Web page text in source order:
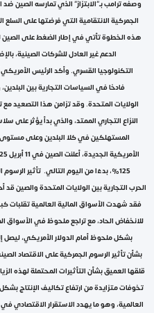
وصفه ترامب بـ”الابتزاز” الذي تمارسه الصين
الجمركية الانتقامية التي فرضتها على السلع
هذه الخطوة تأتي في إطار الضغط على الصين
الدعم غير العادل للشركات الصينية،
التكنولوجيا القسري. وأكد الرئيس
فادحًا في السياسات التجارية بين
الولايات المتحدة. وقد تزامن هذا التصعيد
النزاع التجاري الممتد، والذي بدأ يؤثر على
المستهلكين في كلا البلدين وعلى مستوى
125%، بدءًا من اليوم التالي. تأثير
الحرب التجارية بين الولايات المتحدة والصين
فقد شهدت الأسواق المالية العالمية
للانخفاض الحاد، مع تراجع ملحوظ في الأسواق
بشأن تأثير الرسوم الجمركية على الاقتصاد
قلقها العميق بشأن التأثيرات المحتملة لهذه
تخوفات متزايدة من ارتفاع تكاليف الإنتاج
العالمية، وهو ما يهدد الاستقرار الاقتصادي